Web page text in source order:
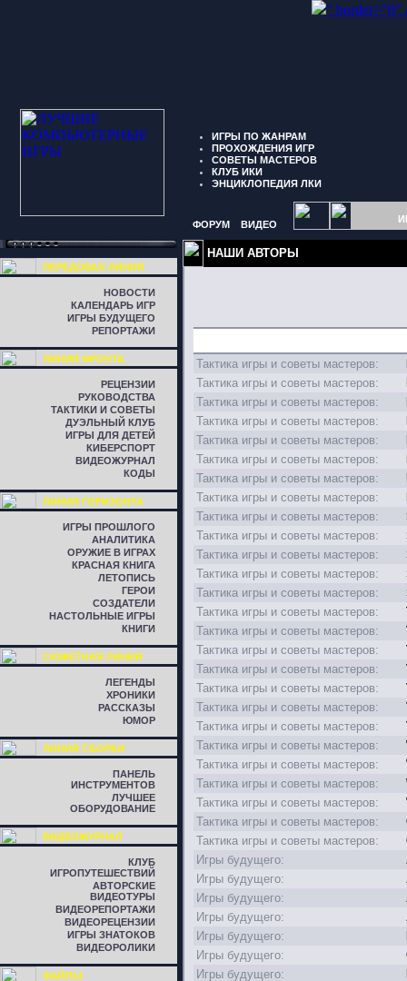
" border="0"
ИГРЫ ПО ЖАНРАМ
ПРОХОЖДЕНИЯ ИГР
СОВЕТЫ МАСТЕРОВ
КЛУБ ИКИ
ЭНЦИКЛОПЕДИЯ ЛКИ
ФОРУМ ВИДЕО
ПЕРЕДОВАЯ ЛИНИЯ
НОВОСТИ
КАЛЕНДАРЬ ИГР
ИГРЫ БУДУЩЕГО
РЕПОРТАЖИ
ЛИНИЯ ФРОНТА
РЕЦЕНЗИИ
РУКОВОДСТВА
ТАКТИКИ И СОВЕТЫ
ДУЭЛЬНЫЙ КЛУБ
ИГРЫ ДЛЯ ДЕТЕЙ
КИБЕРСПОРТ
ВИДЕОЖУРНАЛ
КОДЫ
ЛИНИЯ ГОРИЗОНТА
ИГРЫ ПРОШЛОГО
АНАЛИТИКА
ОРУЖИЕ В ИГРАХ
КРАСНАЯ КНИГА
ЛЕТОПИСЬ
ГЕРОИ
СОЗДАТЕЛИ
НАСТОЛЬНЫЕ ИГРЫ
КНИГИ
СЮЖЕТНАЯ ЛИНИЯ
ЛЕГЕНДЫ
ХРОНИКИ
РАССКАЗЫ
ЮМОР
ЛИНИЯ СБОРКИ
ПАНЕЛЬ
ИНСТРУМЕНТОВ
ЛУЧШЕЕ
ОБОРУДОВАНИЕ
ВИДЕОЖУРНАЛ
КЛУБ
ИГРОПУТЕШЕСТВИЙ
АВТОРСКИЕ
ВИДЕОТУРЫ
ВИДЕОРЕПОРТАЖИ
ВИДЕОРЕЦЕНЗИИ
ИГРЫ ЗНАТОКОВ
ВИДЕОРОЛИКИ
ФАЙЛЫ
НАШИ АВТОРЫ
Тактика игры и советы мастеров:
Тактика игры и советы мастеров:
Тактика игры и советы мастеров:
Тактика игры и советы мастеров:
Тактика игры и советы мастеров:
Тактика игры и советы мастеров:
Тактика игры и советы мастеров:
Тактика игры и советы мастеров:
Тактика игры и советы мастеров:
Тактика игры и советы мастеров:
Тактика игры и советы мастеров:
Тактика игры и советы мастеров:
Тактика игры и советы мастеров:
Тактика игры и советы мастеров:
Тактика игры и советы мастеров:
Тактика игры и советы мастеров:
Тактика игры и советы мастеров:
Тактика игры и советы мастеров:
Тактика игры и советы мастеров:
Тактика игры и советы мастеров:
Тактика игры и советы мастеров:
Тактика игры и советы мастеров:
Тактика игры и советы мастеров:
Тактика игры и советы мастеров:
Тактика игры и советы мастеров:
Тактика игры и советы мастеров:
Игры будущего:
Игры будущего:
Игры будущего:
Игры будущего:
Игры будущего:
Игры будущего:
Игры будущего: